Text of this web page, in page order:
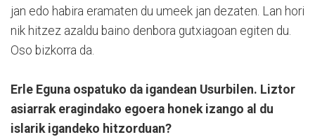
jan edo habira eramaten du umeek jan dezaten. Lan hori
nik hitzez azaldu baino denbora gutxiagoan egiten du.
Oso bizkorra da.
Erle Eguna ospatuko da igandean Usurbilen. Liztor
asiarrak eragindako egoera honek izango al du
islarik igandeko hitzorduan?